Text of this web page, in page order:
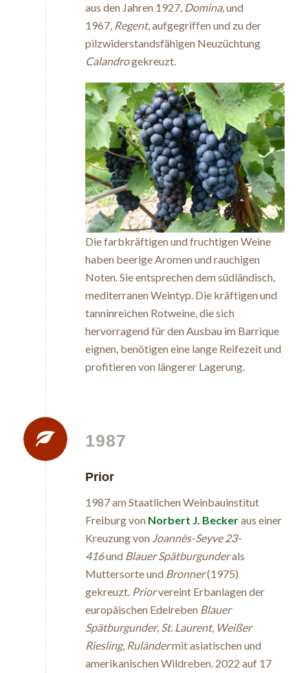
aus den Jahren 1927, Domina, und
1967, Regent, aufgegriffen und zu der
pilzwiderstandsfähigen Neuzüchtung
Calandrogekreuzt.
Die farbkräftigen und fruchtigen Weine
haben beerige Aromen und rauchigen
Noten. Sie entsprechen dem südländisch,
mediterranen Weintyp. Die kräftigen und
tanninreichen Rotweine, die sich
hervorragend für den Ausbau im Barrique
eignen, benötigen eine lange Reifezeit und
profitieren von längerer Lagerung.
1987
Prior
1987 am Staatlichen Weinbauinstitut
Freiburg von Norbert J. Beckeraus einer
Kreuzung von Joannès-Seyve 23-
416und Blauer Spätburgunderals
Muttersorte und Bronner(1975)
gekreuzt. Priorvereint Erbanlagen der
europäischen Edelreben Blauer
Spätburgunder, St. Laurent, Weißer
Riesling, Ruländermit asiatischen und
amerikanischen Wildreben. 2022 auf 17